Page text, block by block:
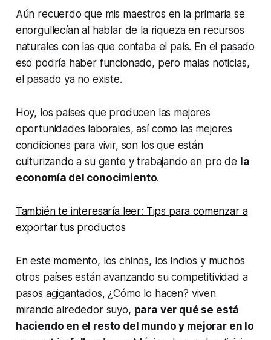
Aún recuerdo que mis maestros en la primaria se
enorgullecían al hablar de la riqueza en recursos
naturales con las que contaba el país. En el pasado
eso podría haber funcionado, pero malas noticias,
el pasado ya no existe.
Hoy, los países que producen las mejores
oportunidades laborales, así como las mejores
condiciones para vivir, son los que están
culturizando a su gente y trabajando en pro de la
economía del conocimiento.
También te interesaría leer: Tips para comenzar a
exportar tus productos
En este momento, los chinos, los indios y muchos
otros países están avanzando su competitividad a
pasos agigantados, ¿Cómo lo hacen? viven
mirando alrededor suyo, para ver qué se está
haciendo en el resto del mundo y mejorar en lo